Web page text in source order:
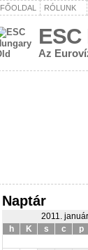
FŐOLDAL RÓLUNK
ESC
Az
Naptár
2011. január
h
K s c p